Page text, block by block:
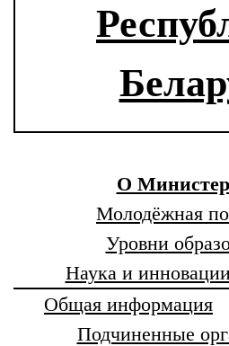
О
Молодёжная
Уровни
Наука и
Общая информация
Подчиненные